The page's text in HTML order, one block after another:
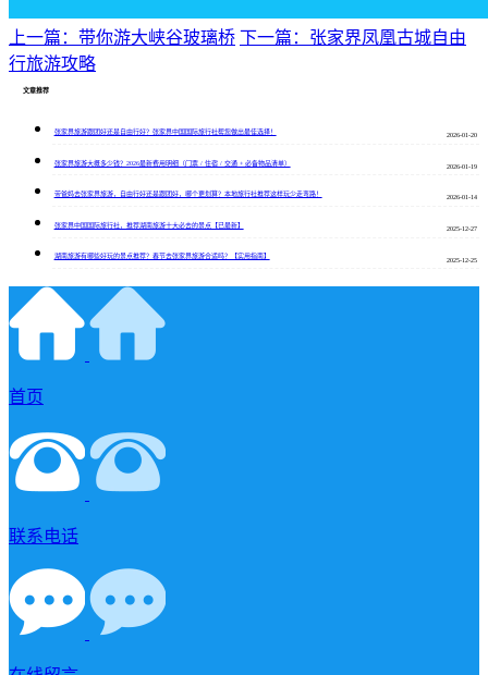
上一篇：带你游大峡谷玻璃桥 下一篇：张家界凤凰古城自由
行旅游攻略
文章推荐
张家界旅游跟团好还是自由行好？张家界中国国际旅行社帮您做出最佳选择！
2026-01-20
张家界旅游大概多少钱？2026最新费用明细（门票 / 住宿 / 交通 + 必备物品清单）
2026-01-19
带爸妈去张家界旅游，自由行好还是跟团好，哪个更划算？本地旅行社推荐这样玩少走弯路！
2026-01-14
张家界中国国际旅行社，推荐湖南旅游十大必去的景点【已最新】
2025-12-27
湖南旅游有哪些好玩的景点推荐？春节去张家界旅游合适吗？【实用指南】
2025-12-25
首页
联系电话